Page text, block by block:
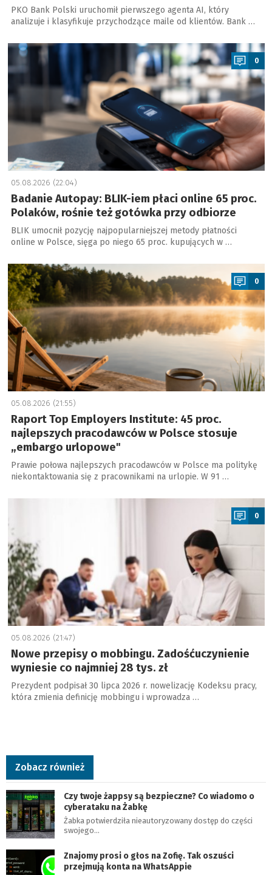
PKO Bank Polski uruchomił pierwszego agenta AI, który
analizuje i klasyfikuje przychodzące maile od klientów. Bank …
a
0
05.08.2026 (22:04)
Badanie Autopay: BLIK-iem płaci online 65 proc.
Polaków, rośnie też gotówka przy odbiorze
BLIK umocnił pozycję najpopularniejszej metody płatności
online w Polsce, sięga po niego 65 proc. kupujących w …
a
0
05.08.2026 (21:55)
Raport Top Employers Institute: 45 proc.
najlepszych pracodawców w Polsce stosuje
„embargo urlopowe"
Prawie połowa najlepszych pracodawców w Polsce ma politykę
niekontaktowania się z pracownikami na urlopie. W 91 …
0
05.08.2026 (21:47)
Nowe przepisy o mobbingu. Zadośćuczynienie
wyniesie co najmniej 28 tys. zł
Prezydent podpisał 30 lipca 2026 r. nowelizację Kodeksu pracy,
która zmienia definicję mobbingu i wprowadza …
Zobacz również
Czy twoje żappsy są bezpieczne? Co wiadomo o
cyberataku na Żabkę
Żabka potwierdziła nieautoryzowany dostęp do części
swojego…
Znajomy prosi o głos na Zofię. Tak oszuści
przejmują konta na WhatsAppie